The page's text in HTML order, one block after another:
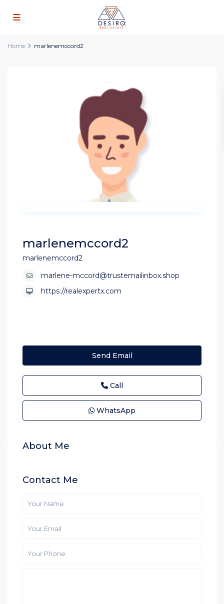
Home marlenemccord2
marlenemccord2
marlenemccord2
marlene-mccord@trustemailinbox.shop
https://realexpertx.com
Send Email
Call
WhatsApp
About Me
Contact Me